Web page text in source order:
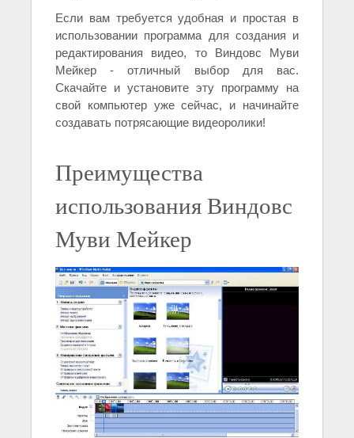
Если вам требуется удобная и простая в
использовании программа для создания и
редактирования видео, то Виндовс Муви
Мейкер - отличный выбор для вас.
Скачайте и установите эту программу на
свой компьютер уже сейчас, и начинайте
создавать потрясающие видеоролики!
Преимущества
использования Виндовс
Муви Мейкер